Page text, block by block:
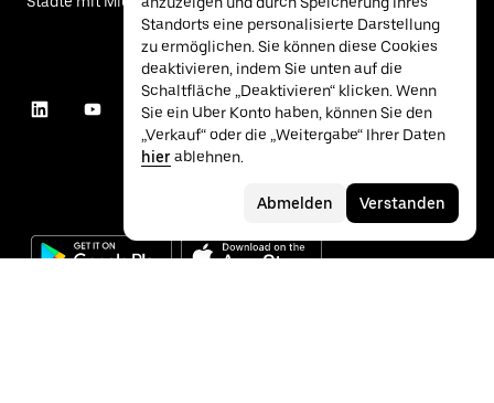
Standorts eine personalisierte Darstellung
zu ermöglichen. Sie können diese Cookies
deaktivieren, indem Sie unten auf die
Schaltfläche „Deaktivieren“ klicken. Wenn
Sie ein Uber Konto haben, können Sie den
„Verkauf“ oder die „Weitergabe“ Ihrer Daten
hierablehnen.
Abmelden Verstanden